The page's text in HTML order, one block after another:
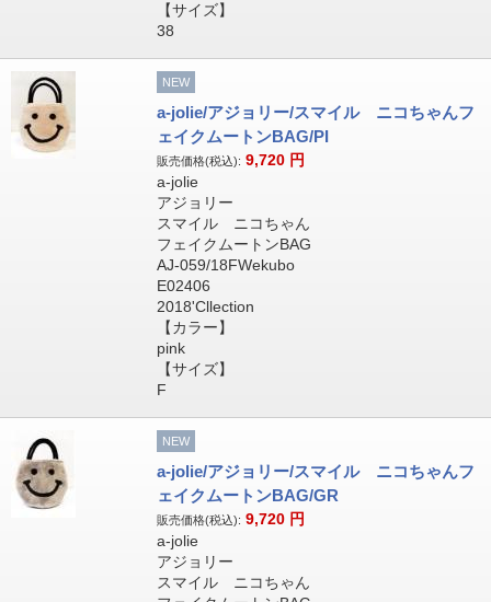
【サイズ】
38
NEW
a-jolie/アジョリー/スマイル ニコちゃんフ
ェイクムートンBAG/PI
販売価格(税込): 9,720 円
a-jolie
アジョリー
スマイル ニコちゃん
フェイクムートンBAG
AJ-059/18FWekubo
E02406
2018'Cllection
【カラー】
pink
【サイズ】
F
NEW
a-jolie/アジョリー/スマイル ニコちゃんフ
ェイクムートンBAG/GR
販売価格(税込): 9,720 円
a-jolie
アジョリー
スマイル ニコちゃん